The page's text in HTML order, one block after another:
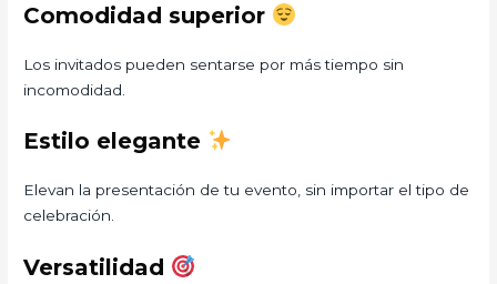
Comodidad superior
Los invitados pueden sentarse por más tiempo sin
incomodidad.
Estilo elegante
Elevan la presentación de tu evento, sin importar el tipo de
celebración.
Versatilidad